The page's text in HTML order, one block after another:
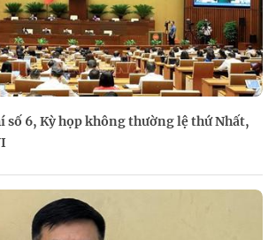
số 6, Kỳ họp không thường lệ thứ Nhất,